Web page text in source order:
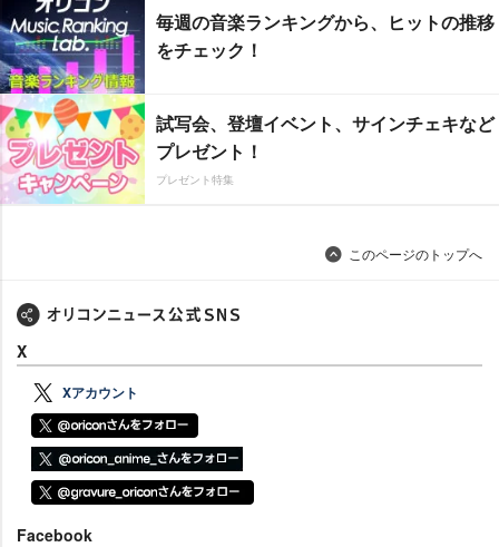
毎週の音楽ランキングから、ヒットの推移
をチェック！
試写会、登壇イベント、サインチェキなど
プレゼント！
プレゼント特集
このページのトップへ
X
Xアカウント
Facebook